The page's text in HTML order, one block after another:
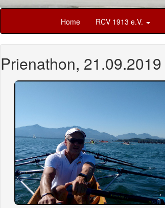
Home RCV 1913 e.V.
Prienathon, 21.09.2019